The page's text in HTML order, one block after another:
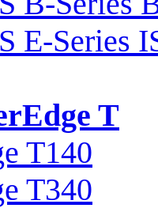
E-Series
T
T140
T340